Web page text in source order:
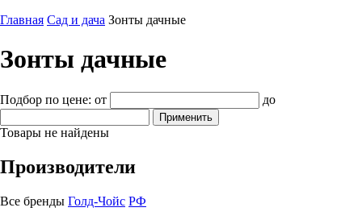
Главная Сад и дача Зонты дачные
Зонты дачные
Подбор по цене: от до
Товары не найдены
Производители
Все бренды Голд-Чойс РФ